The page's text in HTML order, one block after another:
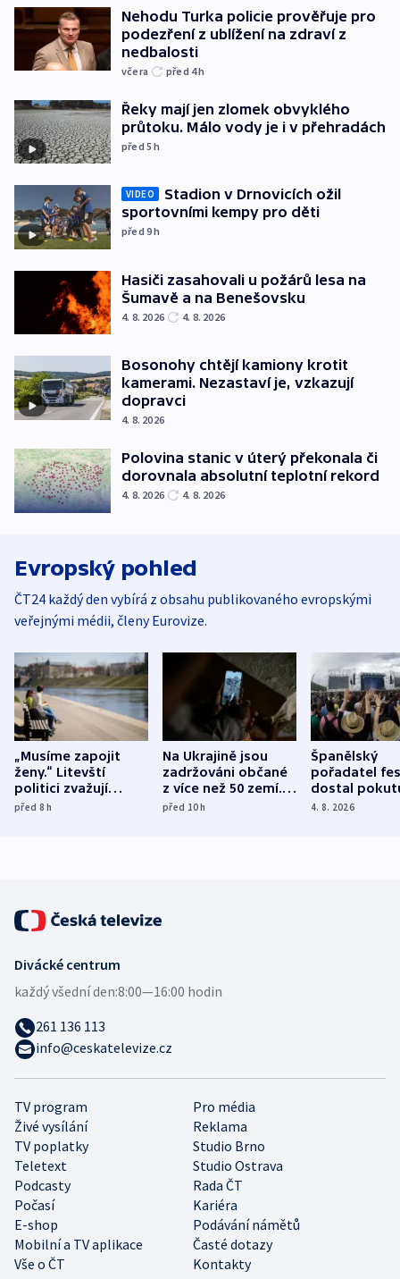
Nehodu Turka policie prověřuje pro
podezření z ublížení na zdraví z
nedbalosti
včera před 4h
Řeky mají jen zlomek obvyklého
průtoku. Málo vody je i v přehradách
před 5h
VIDEO
Stadion v Drnovicích ožil
sportovními kempy pro děti
před 9h
Hasiči zasahovali u požárů lesa na
Šumavě a na Benešovsku
4. 8. 2026 4. 8. 2026
Bosonohy chtějí kamiony krotit
kamerami. Nezastaví je, vzkazují
dopravci
4. 8. 2026
Polovina stanic v úterý překonala či
dorovnala absolutní teplotní rekord
4. 8. 2026 4. 8. 2026
Evropský pohled
ČT24 každý den vybírá z obsahu publikovaného evropskými
veřejnými médii, členy Eurovize.
„Musíme zapojit
ženy.“ Litevští
politici zvažují
dohodu o
před 8h
Na Ukrajině jsou
zadržováni občané
z více než 50 zemí.
Bojovali na straně
před 10h
Španělský
pořadatel
dostal
nekalé
4. 8. 2026
TV program
Pro média
Živé vysílání
Reklama
TV poplatky
Studio Brno
Teletext
Studio Ostrava
Podcasty
Rada ČT
Počasí
Kariéra
E-shop
Podávání námětů
Mobilní a TV aplikace
Časté dotazy
Vše o ČT
Kontakty
Divácké centrum
každý všední den:8:00—16:00 hodin
261 136 113
info@ceskatelevize.cz